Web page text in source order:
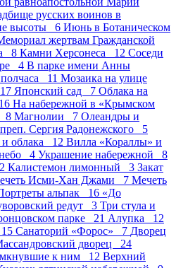
русских воинов в
высоты 6 Июнь в Ботаническом
жертвам Гражданской
8 Камни Херсонеса 12 Соседи
4 В парке имени Анны
полчаса 11 Мозаика на улице
Японский сад 7 Облака на
На набережной в «Крымском
8 Магнолии 7 Олеандры и
Сергия Радонежского 5
облака 12 Вилла «Кораллы» и
4 Украшение набережной 8
Калистемон лимонный 3 Закат
Исми-Хан Джами 7 Мечеть
альпак 16 «До
редут 3 Три стула и
парке 21 Алупка 12
Санаторий «Форос» 7 Дворец
дворец 24
к ним 12 Верхний